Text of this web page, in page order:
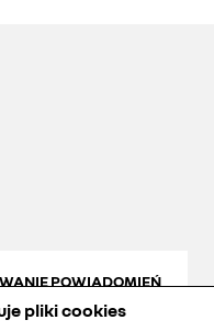
POWIADOMIEŃ
pliki cookies